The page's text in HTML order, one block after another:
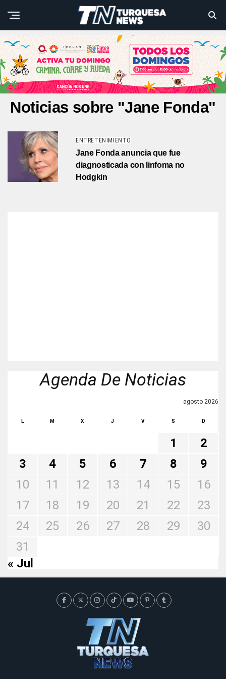
Noticias sobre "Jane Fonda"
ENTRETENIMIENTO
Jane Fonda anuncia que fue
diagnosticada con linfoma no
Hodgkin
Agenda De Noticias
agosto 2026
L M X J V S D
1
2
3
4 5 6 7 8
9
10
11 12 13 14 15
16
17
18 19 20 21 22
23
24
25 26 27 28 29
30
31
« Jul